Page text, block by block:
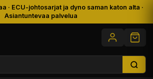
· ECU-johtosarjat ja dyno saman katon alta ·
Asiantuntevaa palvelua